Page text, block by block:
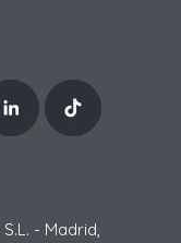
- Madrid,